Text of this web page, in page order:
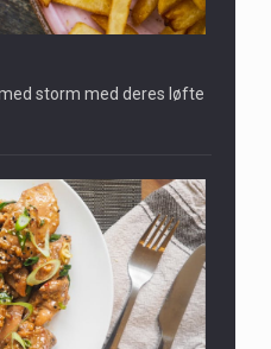
storm med deres løfte